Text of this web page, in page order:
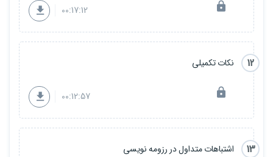
00:17:12
12 نکات تکمیلی
00:12:57
13 اشتباهات متداول در رزومه نویسی